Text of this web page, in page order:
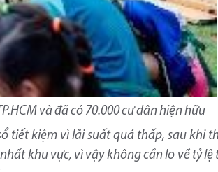
và đã có 70.000 cư dân hiện hữu
tiết kiệm vì lãi suất quá thấp, sau khi
khu vực, vì vậy không cần lo về tỷ lệ